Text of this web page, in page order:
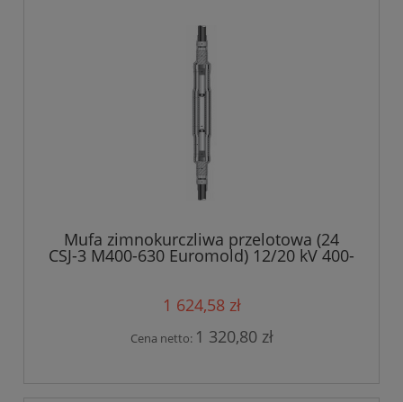
Mufa zimnokurczliwa przelotowa (24
CSJ-3 M400-630 Euromold) 12/20 kV 400-
1 624,58 zł
Cena netto: 1 320,80 zł